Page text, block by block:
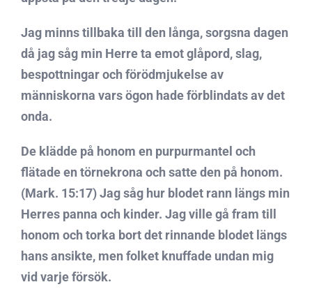
Jag minns tillbaka till den långa, sorgsna dagen
då jag såg min Herre ta emot glåpord, slag,
bespottningar och förödmjukelse av
människorna vars ögon hade förblindats av det
onda.
De klädde på honom en purpurmantel och
flätade en törnekrona och satte den på honom.
(Mark. 15:17) Jag såg hur blodet rann längs min
Herres panna och kinder. Jag ville gå fram till
honom och torka bort det rinnande blodet längs
hans ansikte, men folket knuffade undan mig
vid varje försök.